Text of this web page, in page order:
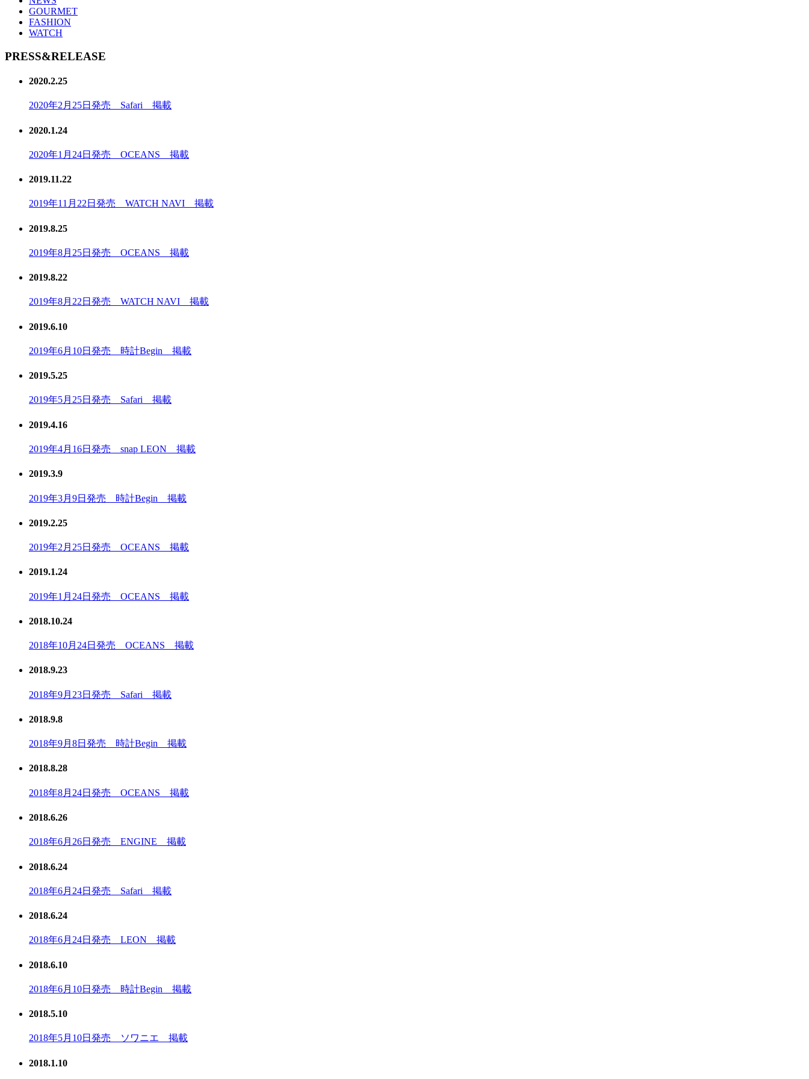
GOURMET
FASHION
WATCH
PRESS&RELEASE
2020.2.25
2020年2月25日発売 Safari 掲載
2020.1.24
2020年1月24日発売 OCEANS 掲載
2019.11.22
2019年11月22日発売 WATCH NAVI 掲載
2019.8.25
2019年8月25日発売 OCEANS 掲載
2019.8.22
2019年8月22日発売 WATCH NAVI 掲載
2019.6.10
2019年6月10日発売 時計Begin 掲載
2019.5.25
2019年5月25日発売 Safari 掲載
2019.4.16
2019年4月16日発売 snap LEON 掲載
2019.3.9
2019年3月9日発売 時計Begin 掲載
2019.2.25
2019年2月25日発売 OCEANS 掲載
2019.1.24
2019年1月24日発売 OCEANS 掲載
2018.10.24
2018年10月24日発売 OCEANS 掲載
2018.9.23
2018年9月23日発売 Safari 掲載
2018.9.8
2018年9月8日発売 時計Begin 掲載
2018.8.28
2018年8月24日発売 OCEANS 掲載
2018.6.26
2018年6月26日発売 ENGINE 掲載
2018.6.24
2018年6月24日発売 Safari 掲載
2018.6.24
2018年6月24日発売 LEON 掲載
2018.6.10
2018年6月10日発売 時計Begin 掲載
2018.5.10
2018年5月10日発売 ソワニエ 掲載
2018.1.10